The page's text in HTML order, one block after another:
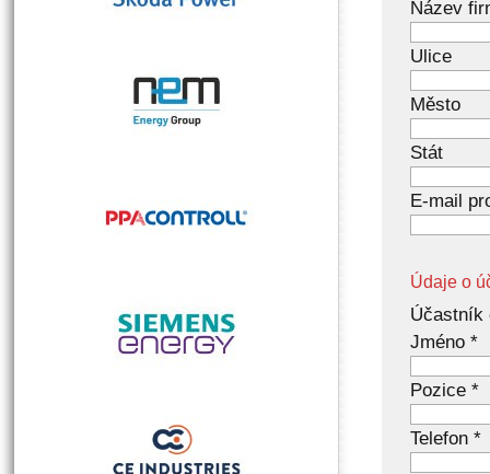
Název
Ulice
Město
Stát
E-mail
Údaje o
Účastník
Jméno *
Pozice *
Telefon *